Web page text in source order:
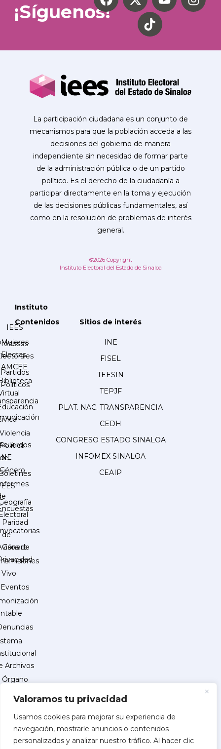
Valoramos tu privacidad
Usamos cookies para mejorar su experiencia de
navegación, mostrarle anuncios o contenidos
personalizados y analizar nuestro tráfico. Al hacer clic
¡Síguenos!
La participación ciudadana es un conjunto de
mecanismos para que la población acceda a las
decisiones del gobierno de manera
independiente sin necesidad de formar parte
de la administración pública o de un partido
político. Es el derecho de la ciudadanía a
participar directamente en la toma y ejecución
de las decisiones públicas fundamentales, así
como en la resolución de problemas de interés
general.
©2026 Copyright
Instituto Electoral del Estado de Sinaloa
Instituto
IEES
Partidos
Políticos
de
Contenidos
Mujeres
Electas
AMCEE
Violencia
Política
de
Género
Paridad
de
Género
Eventos
Archivos
Órgano
Control
Sitios de interés
INE
FISEL
TEESIN
TEPJF
PLAT. NAC. TRANSPARENCIA
CEDH
CONGRESO ESTADO SINALOA
INFOMEX SINALOA
CEAIP